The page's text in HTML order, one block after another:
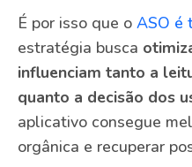
É por isso que o ASO é
estratégia busca
influenciam tanto a
quanto a decisão dos
aplicativo consegue
orgânica e recuperar